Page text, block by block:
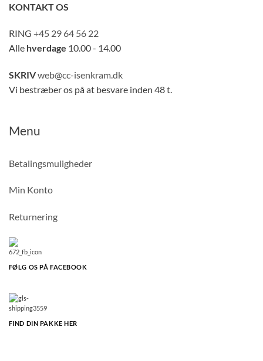
KONTAKT OS
RING +45 29 64 56 22
Alle hverdage 10.00 - 14.00
SKRIVweb@cc-isenkram.dk
Vi bestræber os på at besvare inden 48 t.
Menu
Betalingsmuligheder
Min Konto
Returnering
FØLG OS PÅ FACEBOOK
FIND DIN PAKKE HER